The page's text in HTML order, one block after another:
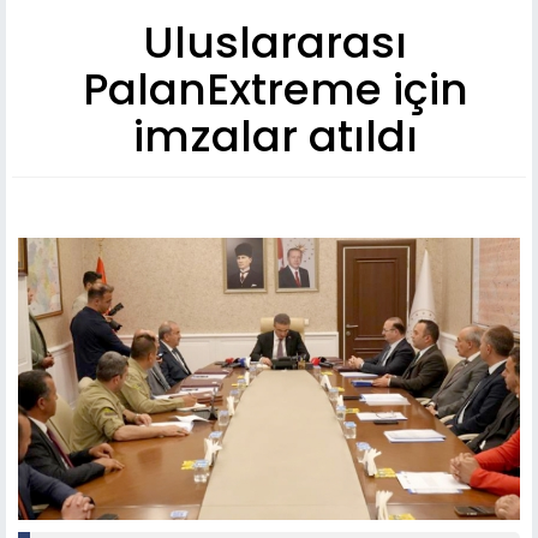
Uluslararası
PalanExtreme için
imzalar atıldı